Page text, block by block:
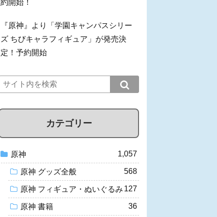
約開始！
『原神』より「学園キャンパスシリー
ズ ちびキャラフィギュア」が発売決
定！予約開始
カテゴリー
原神 1,057
原神 グッズ全般 568
原神 フィギュア・ぬいぐるみ 127
原神 書籍 36